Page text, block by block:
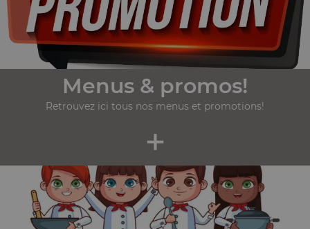
Menus & promos!
Retrouvez ici tous nos menus et promotions!
+